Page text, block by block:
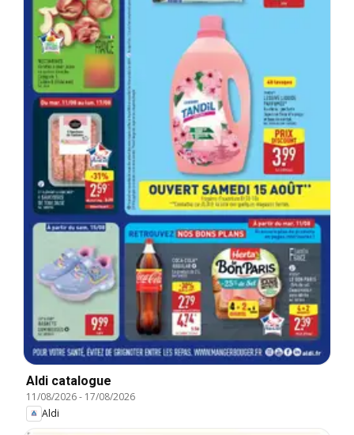
Aldi catalogue
11/08/2026- 17/08/2026
Aldi